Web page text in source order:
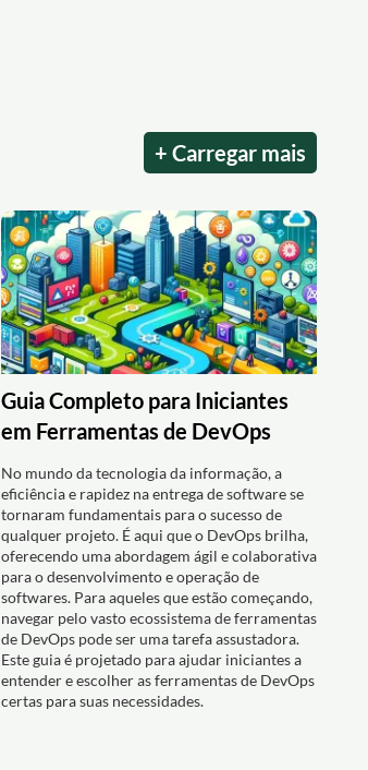
+ Carregar mais
Guia Completo para Iniciantes
em Ferramentas de DevOps
No mundo da tecnologia da informação, a
eficiência e rapidez na entrega de software se
tornaram fundamentais para o sucesso de
qualquer projeto. É aqui que o DevOps brilha,
oferecendo uma abordagem ágil e colaborativa
para o desenvolvimento e operação de
softwares. Para aqueles que estão começando,
navegar pelo vasto ecossistema de ferramentas
de DevOps pode ser uma tarefa assustadora.
Este guia é projetado para ajudar iniciantes a
entender e escolher as ferramentas de DevOps
certas para suas necessidades.